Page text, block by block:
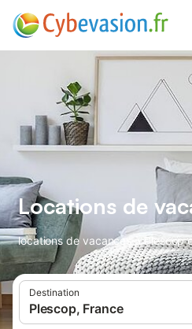
Locations de
locations de vacances à Plescop
Destination
Plescop, France